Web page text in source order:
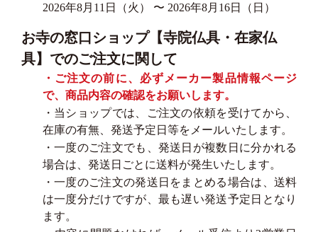
2026年8月11日（火） 〜 2026年8月16日（日）
お寺の窓口ショップ【寺院仏具・在家仏
具】でのご注文に関して
・ご注文の前に、必ずメーカー製品情報ページ
で、商品内容の確認をお願いします。
・当ショップでは、ご注文の依頼を受けてから、
在庫の有無、発送予定日等をメールいたします。
・一度のご注文でも、発送日が複数日に分かれる
場合は、発送日ごとに送料が発生いたします。
・一度のご注文の発送日をまとめる場合は、送料
は一度分だけですが、最も遅い発送予定日となり
ます。